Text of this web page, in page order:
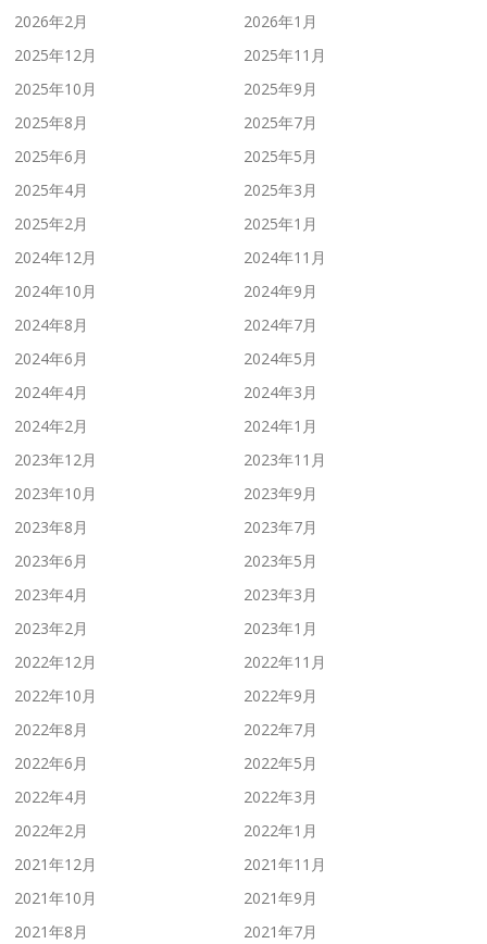
2026年2月
2026年1月
2025年12月
2025年11月
2025年10月
2025年9月
2025年8月
2025年7月
2025年6月
2025年5月
2025年4月
2025年3月
2025年2月
2025年1月
2024年12月
2024年11月
2024年10月
2024年9月
2024年8月
2024年7月
2024年6月
2024年5月
2024年4月
2024年3月
2024年2月
2024年1月
2023年12月
2023年11月
2023年10月
2023年9月
2023年8月
2023年7月
2023年6月
2023年5月
2023年4月
2023年3月
2023年2月
2023年1月
2022年12月
2022年11月
2022年10月
2022年9月
2022年8月
2022年7月
2022年6月
2022年5月
2022年4月
2022年3月
2022年2月
2022年1月
2021年12月
2021年11月
2021年10月
2021年9月
2021年8月
2021年7月